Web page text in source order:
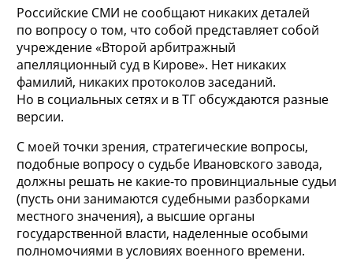
Российские СМИ не сообщают никаких деталей
по вопросу о том, что собой представляет собой
учреждение «Второй арбитражный
апелляционный суд в Кирове». Нет никаких
фамилий, никаких протоколов заседаний.
Но в социальных сетях и в ТГ обсуждаются разные
версии.
С моей точки зрения, стратегические вопросы,
подобные вопросу о судьбе Ивановского завода,
должны решать не какие-то провинциальные судьи
(пусть они занимаются судебными разборками
местного значения), а высшие органы
государственной власти, наделенные особыми
полномочиями в условиях военного времени.